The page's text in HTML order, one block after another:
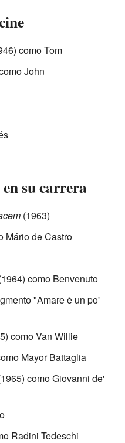
como Tom
John
su carrera
(1963)
Mário de Castro
como Benvenuto
"Amare è un po'
como Van Willie
Mayor Battaglia
como Giovanni de'
Radini Tedeschi